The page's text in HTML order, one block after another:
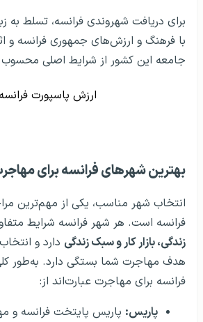
برای دریافت شهروندی فرانسه، تسلط به
با فرهنگ و ارزش‌های جمهوری فرانسه و
جامعه این کشور از شرایط اصلی
ارزش پاسپورت فرانسه
بهترین شهرهای فرانسه برای
انتخاب شهر مناسب، یکی از مهم‌ترین
فرانسه است. هر شهر فرانسه شرایط
زندگی، بازار کار و سبک زندگی دارد و
هدف مهاجرت شما بستگی دارد. به‌طور
فرانسه برای مهاجرت عبارت‌اند از:
پاریس: پاریس پایتخت فرانسه و